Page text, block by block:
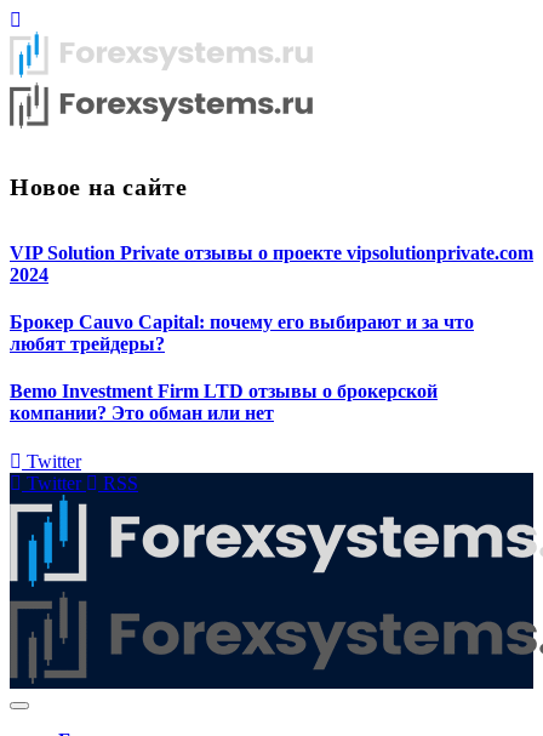
Новое на сайте
VIP Solution Private отзывы о проекте vipsolutionprivate.com
2024
Брокер Cauvo Capital: почему его выбирают и за что
любят трейдеры?
Bemo Investment Firm LTD отзывы о брокерской
компании? Это обман или нет
Twitter
Twitter
RSS